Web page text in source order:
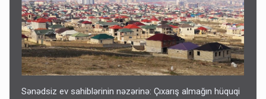
Sənədsiz ev sahiblərinin nəzərinə: Çıxarış almağın hüquqi